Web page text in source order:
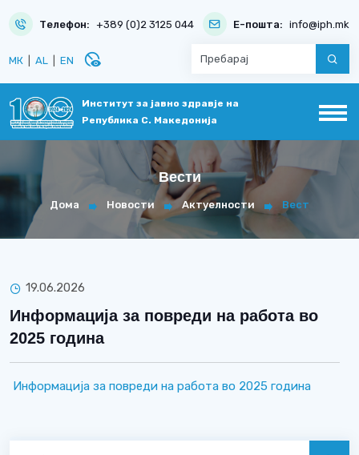
Телефон: +389 (0)2 3125 044 Е-пошта: info@iph.mk
МК AL EN disabled_visible
Институт за јавно здравје на
Република С. Македонија
Вести
Дома Новости Актуелности Вест
19.06.2026
Информација за повреди на работа во
2025 година
Информација за повреди на работа во 2025 година